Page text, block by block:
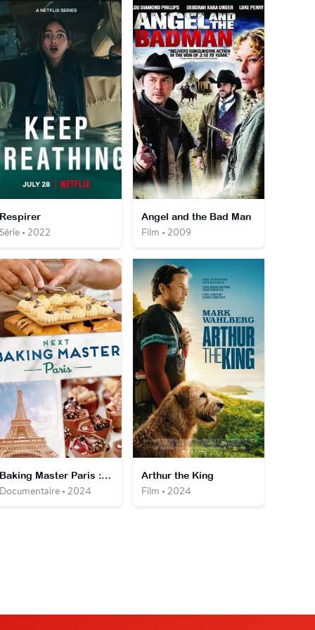
• 2022
Angel and the Bad Man
Film • 2009
Baking Master Paris : la crème de la pâtisserie
• 2024
Arthur the King
Film • 2024